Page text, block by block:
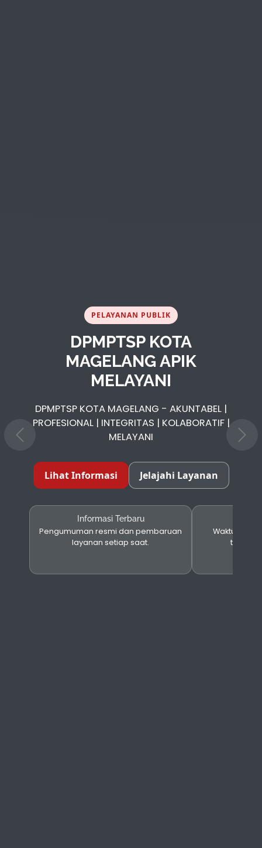
PELAYANAN PUBLIK
DPMPTSP KOTA
MAGELANG APIK
MELAYANI
DPMPTSP KOTA MAGELANG - AKUNTABEL |
PROFESIONAL | INTEGRITAS | KOLABORATIF |
MELAYANI
Lihat Informasi Jelajahi Layanan
Informasi Terbaru
Pengumuman resmi dan pembaruan
layanan setiap saat.
Waktu